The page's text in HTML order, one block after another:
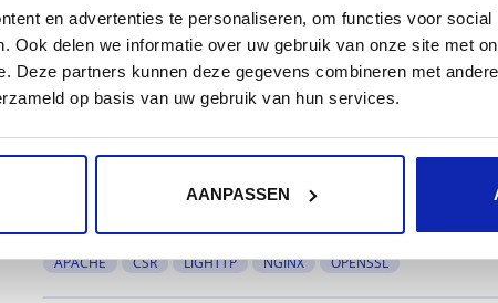
en advertenties te personaliseren, om functies voor social
Ook delen we informatie over uw gebruik van onze site met
Deze partners kunnen deze gegevens combineren met
op basis van uw gebruik van hun services.
AANPASSEN
Apache - Désactiver SSL 2.0, SSL 3.0 et opter pour
APACHE SSL SSL V2 SSL V3
LINUX NGINX
OpenSSL - Générer une demande de certificat SSL
APACHE CSR LIGHTTP NGINX OPENSSL